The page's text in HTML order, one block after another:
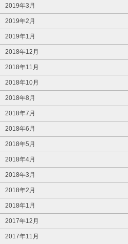
2019年3月
2019年2月
2019年1月
2018年12月
2018年11月
2018年10月
2018年8月
2018年7月
2018年6月
2018年5月
2018年4月
2018年3月
2018年2月
2018年1月
2017年12月
2017年11月